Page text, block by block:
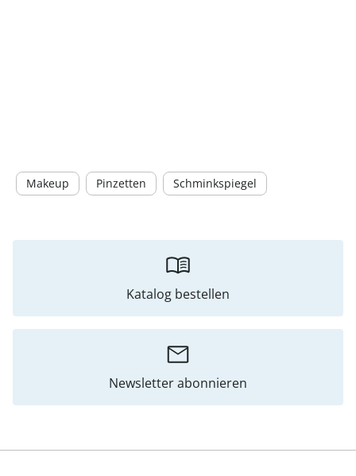
Makeup Pinzetten Schminkspiegel
Katalog bestellen
Newsletter abonnieren